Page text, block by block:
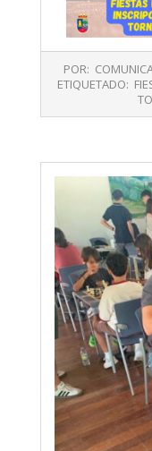
07-
POR:
ETIQUETADO: